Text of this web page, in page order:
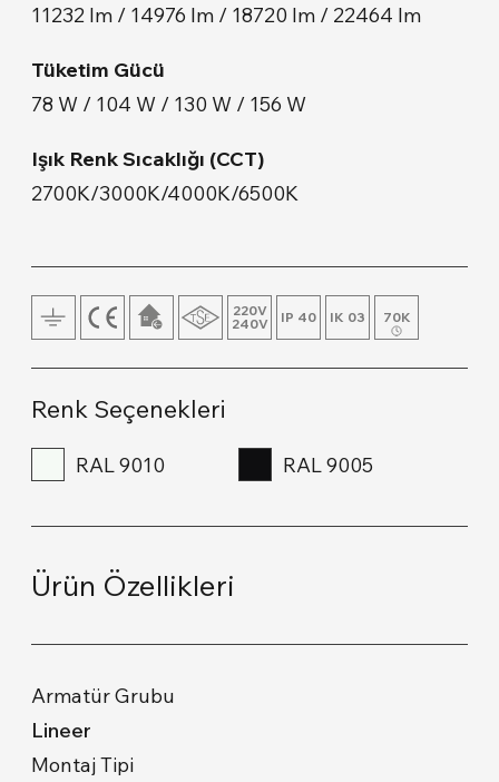
Lambader & Abajur
Duvara Montaj
Ahşap & Beton Ürünler
11232 lm / 14976 lm / 18720 lm / 22464 lm
Tüketim Gücü
78 W / 104 W / 130 W / 156 W
Işık Renk Sıcaklığı (CCT)
2700K/3000K/4000K/6500K
220V
240V
IP 40 IK 03 70K
Renk Seçenekleri
RAL 9010 RAL 9005
Ürün Özellikleri
Armatür Grubu
Lineer
Montaj Tipi